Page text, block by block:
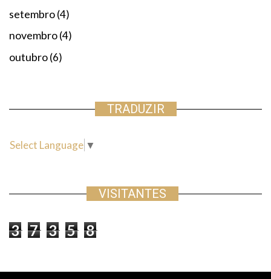
setembro(4)
novembro(4)
outubro(6)
TRADUZIR
Select Language ▼
VISITANTES
3 7 3 5 8